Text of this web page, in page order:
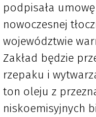
podpisała
nowoczesnej
województwie
Zakład będzie
rzepaku i
ton oleju z
niskoemisyjnych